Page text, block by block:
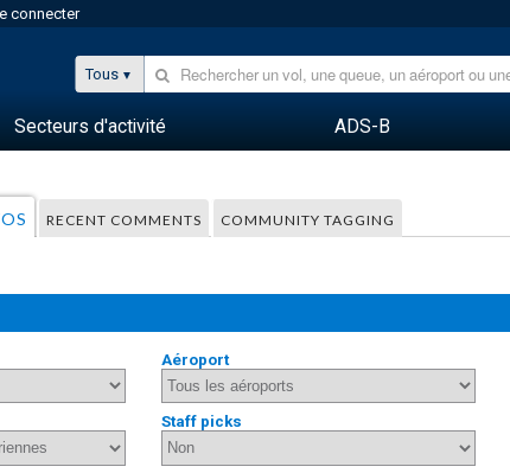
connecter
Tous
Secteurs d'activité ADS-B
RECENT COMMENTS COMMUNITY TAGGING
Aéroport
Staff picks